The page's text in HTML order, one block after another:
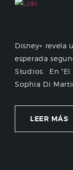
Disney+
esperada
Studios. En "El
Sophia Di
LEER MÁS